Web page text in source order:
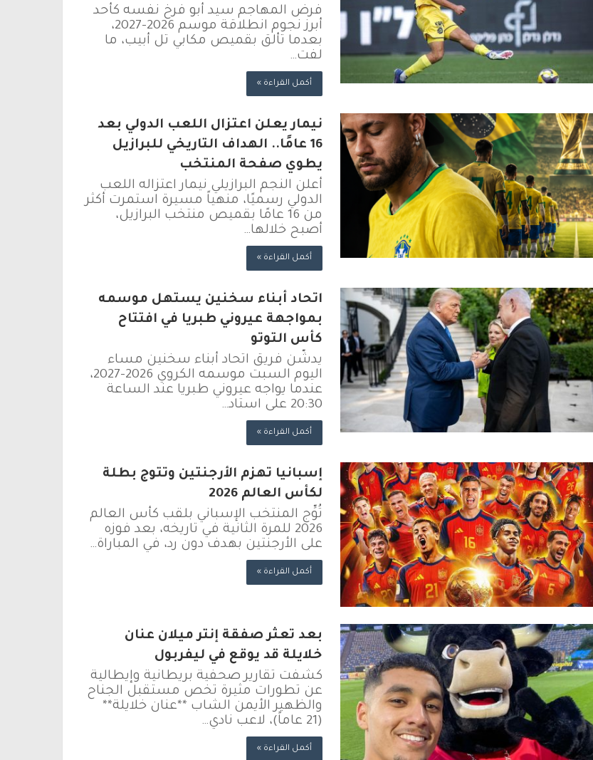
فرض المهاجم سيد أبو فرخ نفسه كأحد
أبرز نجوم انطلاقة موسم 2026-2027،
بعدما تألق بقميص مكابي تل أبيب، ما
لفت…
أكمل القراءة »
نيمار يعلن اعتزال اللعب الدولي بعد
16 عامًا.. الهداف التاريخي للبرازيل
يطوي صفحة المنتخب
أعلن النجم البرازيلي نيمار اعتزاله اللعب
الدولي رسميًا، منهياً مسيرة استمرت أكثر
من 16 عامًا بقميص منتخب البرازيل،
أصبح خلالها…
أكمل القراءة »
اتحاد أبناء سخنين يستهل موسمه
بمواجهة عيروني طبريا في افتتاح
كأس التوتو
يدشّن فريق اتحاد أبناء سخنين مساء
اليوم السبت موسمه الكروي 2026-2027،
عندما يواجه عيروني طبريا عند الساعة
20:30 على استاد…
أكمل القراءة »
إسبانيا تهزم الأرجنتين وتتوج بطلة
لكأس العالم 2026
تُوِّج المنتخب الإسباني بلقب كأس العالم
2026 للمرة الثانية في تاريخه، بعد فوزه
على الأرجنتين بهدف دون رد، في المباراة…
أكمل القراءة »
بعد تعثر صفقة إنتر ميلان عنان
خلايلة قد يوقع في ليفربول
كشفت تقارير صحفية بريطانية وإيطالية
عن تطورات مثيرة تخص مستقبل الجناح
والظهير الأيمن الشاب **عنان خلايلة**
(21 عاماً)، لاعب نادي…
أكمل القراءة »